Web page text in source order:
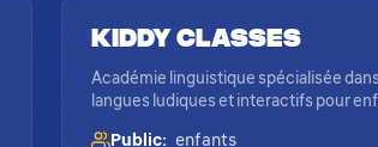
Kiddy Classes
Académie linguistique spécialisée
langues ludiques et interactifs pour
Public: enfants